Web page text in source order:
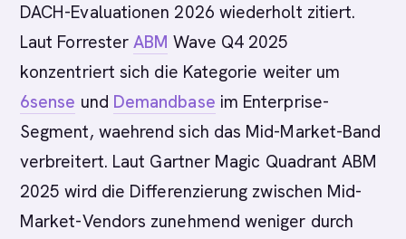
DACH-Evaluationen 2026 wiederholt zitiert.
Laut ForresterABM Wave Q4 2025
konzentriert sich die Kategorie weiter um
6sense und Demandbase im Enterprise-
Segment, waehrend sich das Mid-Market-Band
verbreitert. Laut Gartner Magic Quadrant ABM
2025 wird die Differenzierung zwischen Mid-
Market-Vendors zunehmend weniger durch